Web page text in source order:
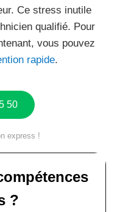
Ce stress inutile
qualifié. Pour
vous pouvez
rapide.
50
express !
?